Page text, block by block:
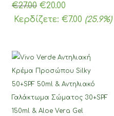
€27.00 Original
price
€20.00
τρέχουσα
€20.00.
Κερδίζετε: €7.00 (25.9%)